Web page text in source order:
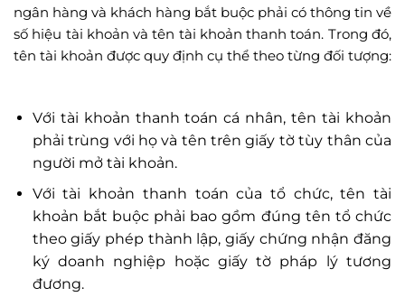
ngân hàng và khách hàng bắt buộc phải có thông tin về
số hiệu tài khoản và tên tài khoản thanh toán. Trong đó,
tên tài khoản được quy định cụ thể theo từng đối tượng:
Với tài khoản thanh toán cá nhân, tên tài khoản
phải trùng với họ và tên trên giấy tờ tùy thân của
người mở tài khoản.
Với tài khoản thanh toán của tổ chức, tên tài
khoản bắt buộc phải bao gồm đúng tên tổ chức
theo giấy phép thành lập, giấy chứng nhận đăng
ký doanh nghiệp hoặc giấy tờ pháp lý tương
đương.